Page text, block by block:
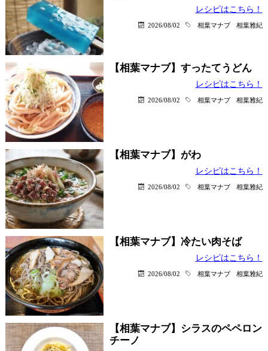
レシピはこちら！
2026/08/02 相葉マナブ 相葉雅紀
【相葉マナブ】すったてうどん
レシピはこちら！
2026/08/02 相葉マナブ 相葉雅紀
【相葉マナブ】がわ
レシピはこちら！
2026/08/02 相葉マナブ 相葉雅紀
【相葉マナブ】冷たい肉そば
レシピはこちら！
2026/08/02 相葉マナブ 相葉雅紀
【相葉マナブ】シラスのペペロン
チーノ